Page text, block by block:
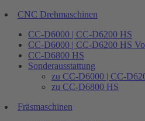
CNC Drehmaschinen
CC-D6000 | CC-D6200 HS
CC-D6000 | CC-D6200 HS
CC-D6800 HS
Sonderausstattung
zu CC-D6000 | CC-
zu CC-D6800 HS
Fräsmaschinen